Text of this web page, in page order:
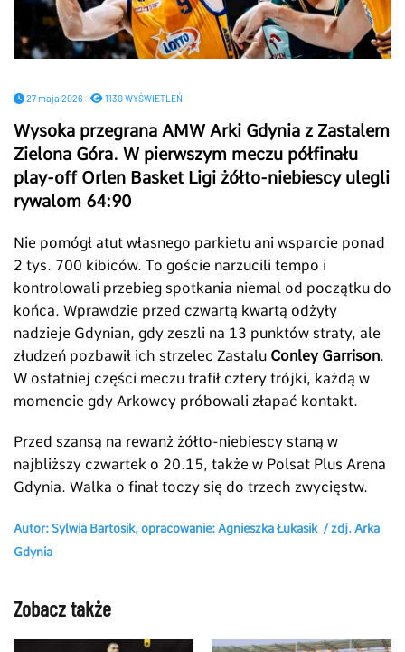
27 maja 2026 - 1130 WYŚWIETLEŃ
Wysoka przegrana AMW Arki Gdynia z Zastalem
Zielona Góra. W pierwszym meczu półfinału
play-off Orlen Basket Ligi żółto-niebiescy ulegli
rywalom 64:90
Nie pomógł atut własnego parkietu ani wsparcie ponad
2 tys. 700 kibiców. To goście narzucili tempo i
kontrolowali przebieg spotkania niemal od początku do
końca. Wprawdzie przed czwartą kwartą odżyły
nadzieje Gdynian, gdy zeszli na 13 punktów straty, ale
złudzeń pozbawił ich strzelec Zastalu Conley Garrison.
W ostatniej części meczu trafił cztery trójki, każdą w
momencie gdy Arkowcy próbowali złapać kontakt.
Przed szansą na rewanż żółto-niebiescy staną w
najbliższy czwartek o 20.15, także w Polsat Plus Arena
Gdynia. Walka o finał toczy się do trzech zwycięstw.
Autor: Sylwia Bartosik, opracowanie: Agnieszka Łukasik / zdj. Arka
Gdynia
Zobacz także